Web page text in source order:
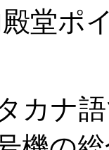
堂ポ
カナ